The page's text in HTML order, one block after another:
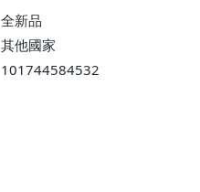
全新品
其他國家
101744584532